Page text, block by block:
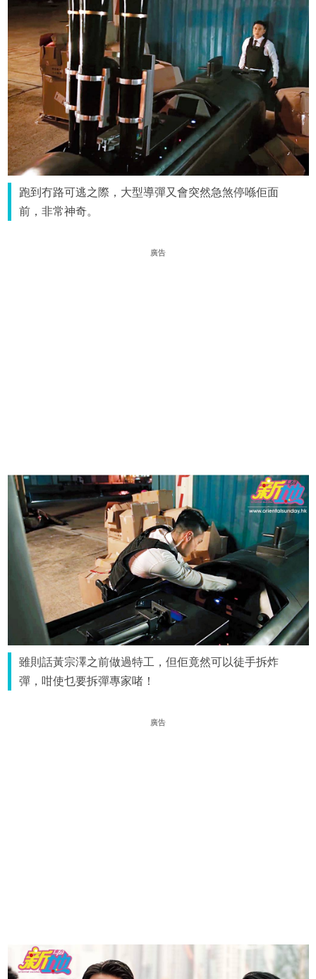
跑到冇路可逃之際，大型導彈又會突然急煞停喺佢面
前，非常神奇。
廣告
雖則話黃宗澤之前做過特工，但佢竟然可以徒手拆炸
彈，咁使乜要拆彈專家啫！
廣告